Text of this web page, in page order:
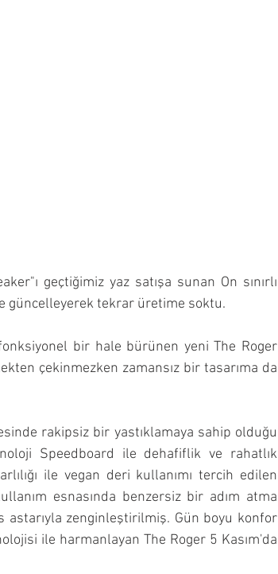
geçtiğimiz yaz satışa sunan On sınırlı
güncelleyerek tekrar üretime soktu.
bir hale bürünen yeni The Roger
çekinmezken zamansız bir tasarıma da
rakipsiz bir yastıklamaya sahip olduğu
Speedboard ile dehafiflik ve rahatlık
ile vegan deri kullanımı tercih edilen
esnasında benzersiz bir adım atma
zenginleştirilmiş. Gün boyu konfor
ile harmanlayan The Roger 5 Kasım'da